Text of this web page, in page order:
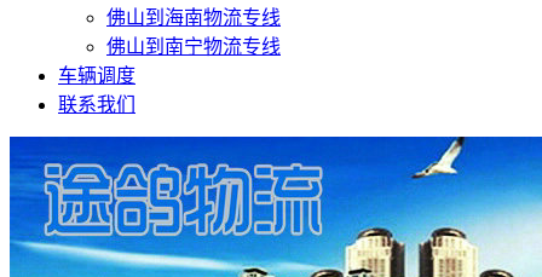
佛山到海南物流专线
佛山到南宁物流专线
车辆调度
联系我们